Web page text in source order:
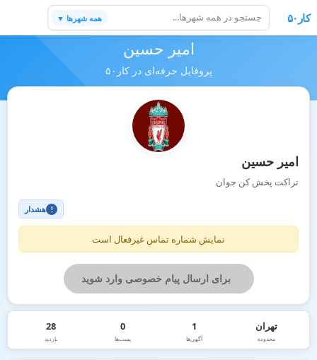
کار۵۰ همه شهرها ▼
امیر حسین
پروفایل حرفه‌ای در کار۵۰
امیر حسین
تراکت پخش کن جوان
! هشدار
نمایش شماره تماس غیرفعال است
برای ارسال پیام خصوصی وارد شوید
تهران
محدوده
1
آگهی‌ها
0
پست‌ها
28
بازدید